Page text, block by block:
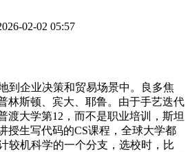
02-02 05:57
企业决策和贸易场景中。良多焦
林斯顿、宾大、耶鲁。由于手艺迭代
渡大学第12，而不是职业培训，斯坦
授生写代码的CS课程，全球大学都
较机科学的一个分支，选校时，比